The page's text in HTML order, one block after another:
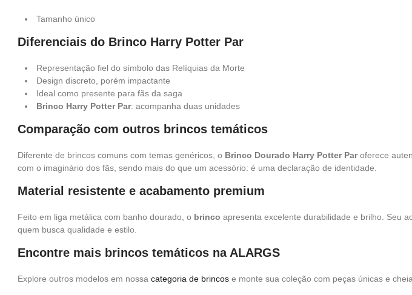
Tamanho único
Diferenciais do Brinco Harry Potter Par
Representação fiel do símbolo das Relíquias da Morte
Design discreto, porém impactante
Ideal como presente para fãs da saga
Brinco Harry Potter Par: acompanha duas unidades
Comparação com outros brincos temáticos
Diferente de brincos comuns com temas genéricos, o Brinco Dourado Harry Potter Paroferece
com o imaginário dos fãs, sendo mais do que um acessório: é uma declaração de identidade.
Material resistente e acabamento premium
Feito em liga metálica com banho dourado, o brinco apresenta excelente durabilidade e brilho. Seu
quem busca qualidade e estilo.
Encontre mais brincos temáticos na ALARGS
Explore outros modelos em nossa categoria de brincos e monte sua coleção com peças únicas e